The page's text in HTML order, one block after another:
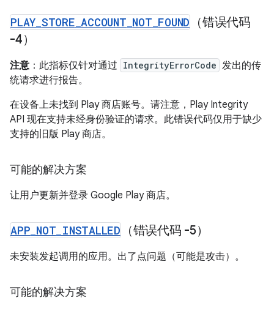
PLAY STORE _ACCOUNT NOT FOUND
（错误代码
-4）
注意：此指标仅针对通过 IntegrityErrorCode 发出的传
统请求进行报告。
在设备上未找到 Play 商店账号。请注意，Play Integrity
API 现在支持未经身份验证的请求。此错误代码仅用于缺少
支持的旧版 Play 商店。
可能的解决方案
让用户更新并登录 Google Play 商店。
APP NOT INSTALLED （错误代码 -5）
未安装发起调用的应用。出了点问题（可能是攻击）。
可能的解决方案